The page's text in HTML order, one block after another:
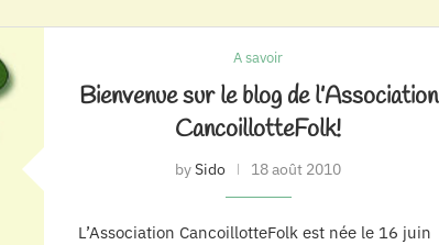
A savoir
Bienvenue sur le blog de l’Association
CancoillotteFolk!
bySido 18 août 2010
L’Association CancoillotteFolk est née le 16 juin